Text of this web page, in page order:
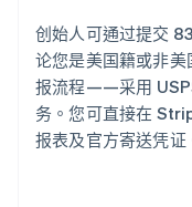
创始人可通过提交
论您是美国籍或非
报流程——采用
务。您可直接在
报表及官方寄送凭证